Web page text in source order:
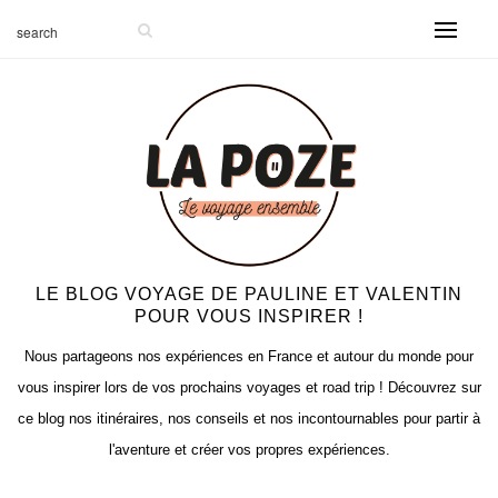
LE BLOG VOYAGE DE PAULINE ET VALENTIN
POUR VOUS INSPIRER !
Nous partageons nos expériences en France et autour du monde pour
vous inspirer lors de vos prochains voyages et road trip ! Découvrez sur
ce blog nos itinéraires, nos conseils et nos incontournables pour partir à
l'aventure et créer vos propres expériences.